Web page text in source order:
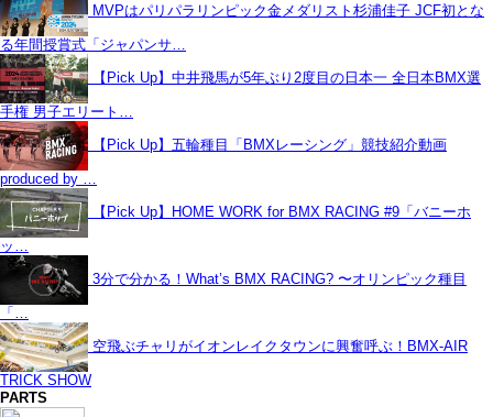
MVPはパリパラリンピック金メダリスト杉浦佳子 JCF初とな
る年間授賞式「ジャパンサ…
【Pick Up】中井飛馬が5年ぶり2度目の日本一 全日本BMX選
手権 男子エリート…
【Pick Up】五輪種目「BMXレーシング」競技紹介動画
produced by …
【Pick Up】HOME WORK for BMX RACING #9「バニーホ
ッ…
3分で分かる！What’s BMX RACING? 〜オリンピック種目
「…
空飛ぶチャリがイオンレイクタウンに興奮呼ぶ！BMX-AIR
TRICK SHOW
PARTS